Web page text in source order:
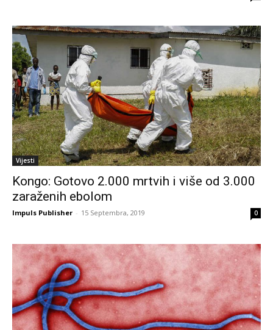
Vijesti
Kongo: Gotovo 2.000 mrtvih i više od 3.000
zaraženih ebolom
Impuls Publisher - 15 Septembra, 2019 0